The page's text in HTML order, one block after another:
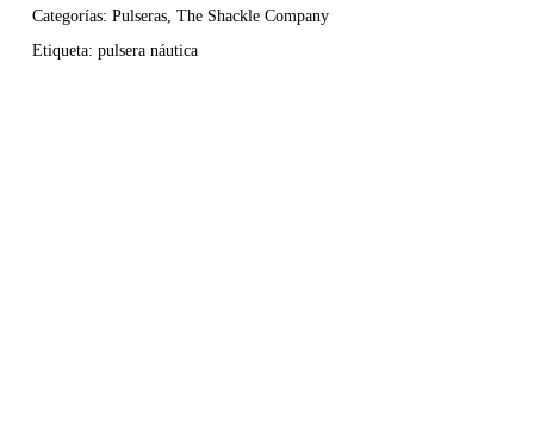
Categorías: Pulseras, The Shackle Company
Etiqueta: pulsera náutica